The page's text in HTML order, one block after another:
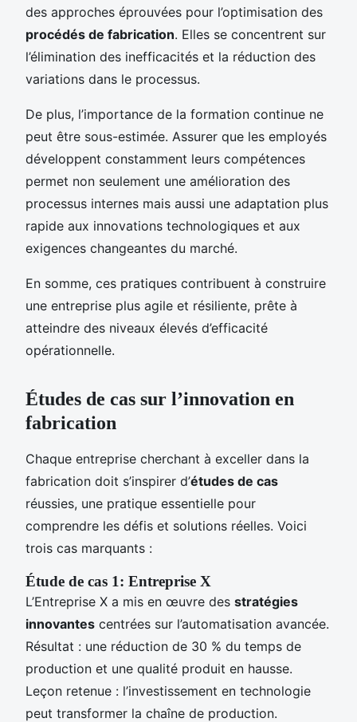
des approches éprouvées pour l’optimisation des
procédés de fabrication. Elles se concentrent sur
l’élimination des inefficacités et la réduction des
variations dans le processus.
De plus, l’importance de la formation continue ne
peut être sous-estimée. Assurer que les employés
développent constamment leurs compétences
permet non seulement une amélioration des
processus internes mais aussi une adaptation plus
rapide aux innovations technologiques et aux
exigences changeantes du marché.
En somme, ces pratiques contribuent à construire
une entreprise plus agile et résiliente, prête à
atteindre des niveaux élevés d’efficacité
opérationnelle.
Études de cas sur l’innovation en
fabrication
Chaque entreprise cherchant à exceller dans la
fabrication doit s’inspirer d’études de cas
réussies, une pratique essentielle pour
comprendre les défis et solutions réelles. Voici
trois cas marquants :
Étude de cas 1: Entreprise X
L’Entreprise X a mis en œuvre des stratégies
innovantes centrées sur l’automatisation avancée.
Résultat : une réduction de 30 % du temps de
production et une qualité produit en hausse.
Leçon retenue : l’investissement en technologie
peut transformer la chaîne de production.